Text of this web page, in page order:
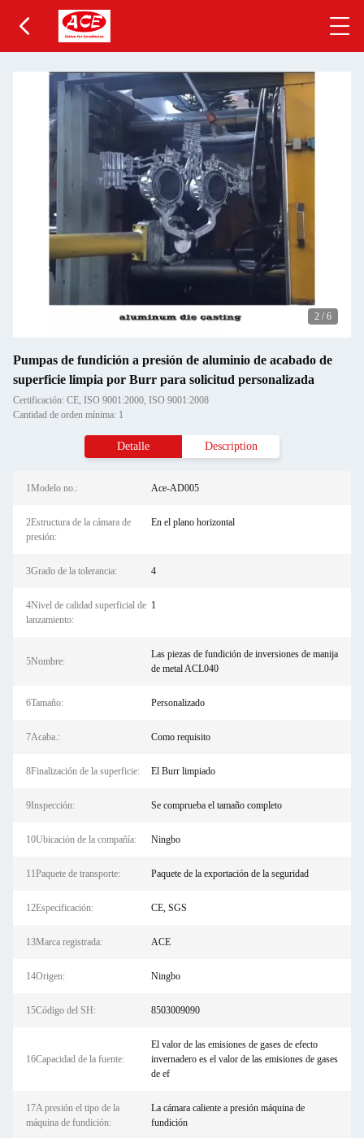
2 / 6
Pumpas de fundición a presión de aluminio de acabado de
superficie limpia por Burr para solicitud personalizada
Certificación: CE, ISO 9001:2000, ISO 9001:2008
Cantidad de orden mínima: 1
Detalle Description
1Modelo no.: Ace-AD005
2Estructura de la cámara de
presión:
En el plano horizontal
3Grado de la tolerancia: 4
4Nivel de calidad superficial de
lanzamiento:
1
5Nombre:
Las piezas de fundición de inversiones de manija
de metal ACL040
6Tamaño: Personalizado
7Acaba.: Como requisito
8Finalización de la superficie: El Burr limpiado
9Inspección: Se comprueba el tamaño completo
10Ubicación de la compañía: Ningbo
11Paquete de transporte: Paquete de la exportación de la seguridad
12Especificación: CE, SGS
13Marca registrada: ACE
14Origen: Ningbo
15Código del SH: 8503009090
16Capacidad de la fuente:
El valor de las emisiones de gases de efecto
invernadero es el valor de las emisiones de gases
de ef
17A presión el tipo de la
máquina de fundición:
La cámara caliente a presión máquina de
fundición